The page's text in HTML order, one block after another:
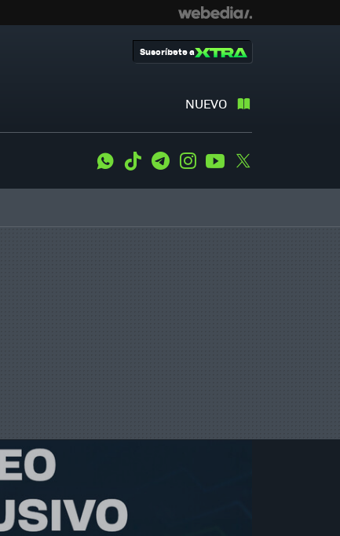
NUEVO
Suscríbete a
WhatsApp
Tiktok TelegramInstagramYoutube